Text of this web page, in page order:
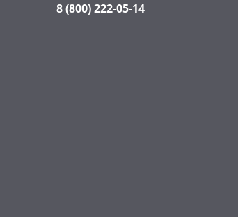
8 (800) 222-05-14